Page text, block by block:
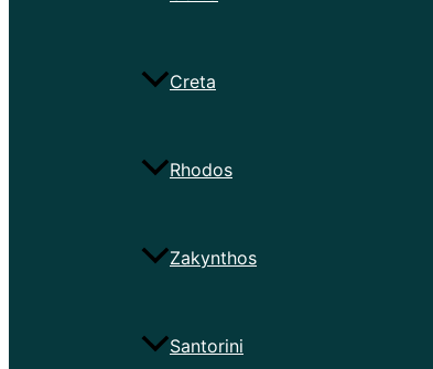
Creta
Rhodos
Zakynthos
Santorini